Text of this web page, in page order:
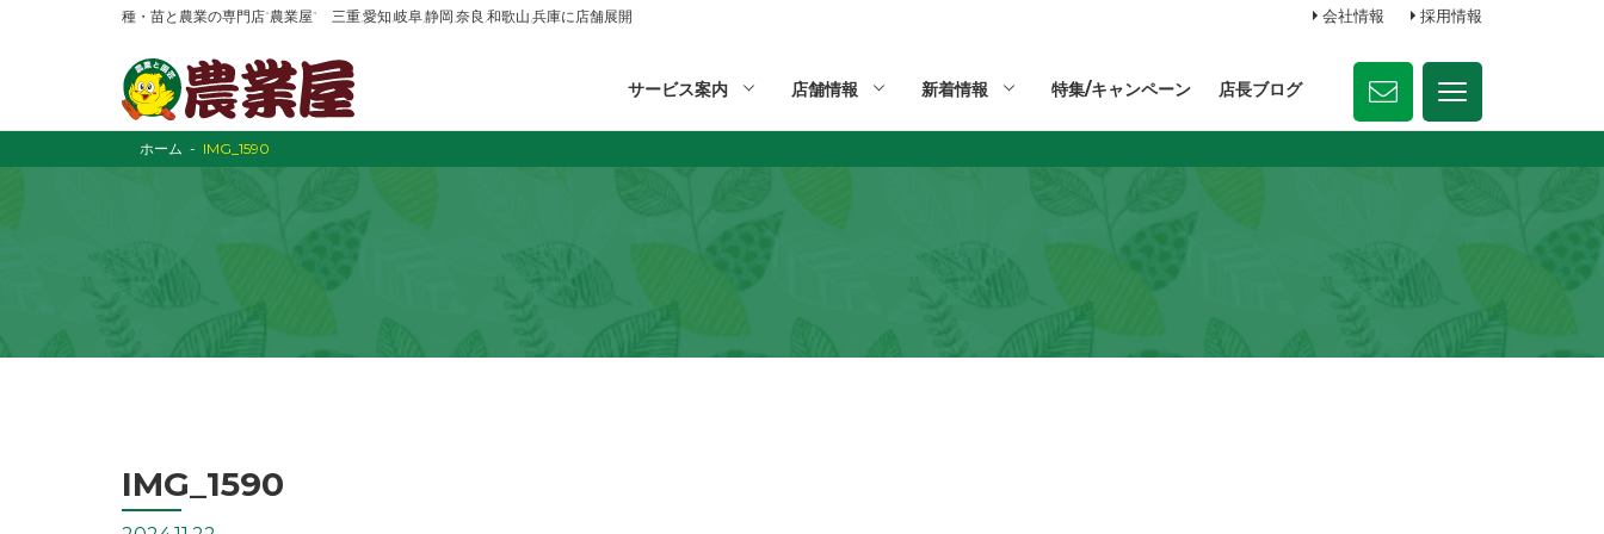
種・苗と農業の専門店“農業屋” 三重,愛知,岐阜,静岡,奈良,和歌山,兵庫に店舗展開 会社情報 採用情報
サービス案内 店舗情報 新着情報 特集/キャンペーン 店長ブログ
ホーム IMG_1590
IMG_1590